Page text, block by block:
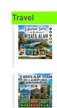
Travel